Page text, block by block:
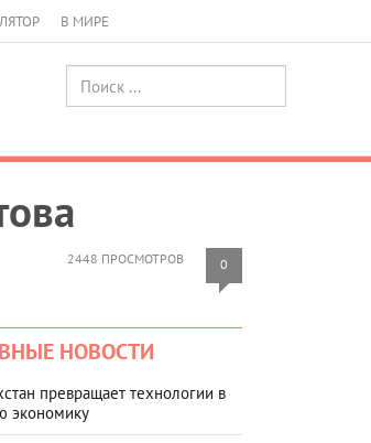
В МИРЕ
2448 ПРОСМОТРОВ 0
НОВОСТИ
превращает технологии в
экономику